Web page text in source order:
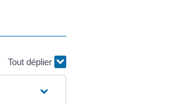
Tout déplier